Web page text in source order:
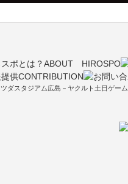
ダスタジアム広島－ヤクルト土日ゲー